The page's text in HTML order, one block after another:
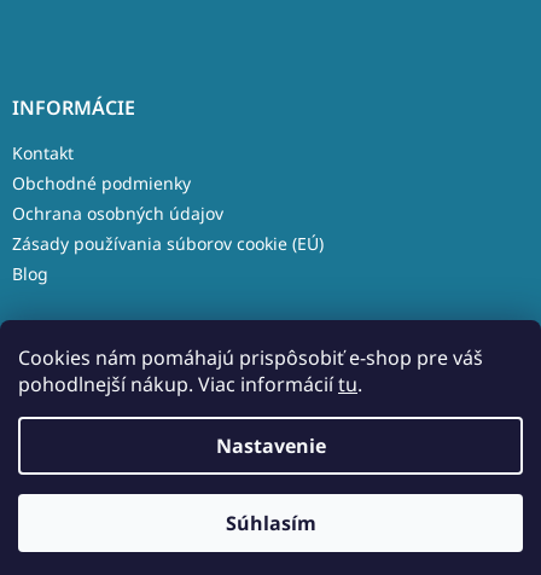
Cookies nám pomáhajú prispôsobiť e-shop pre váš
pohodlnejší nákup. Viac informáciítu.
Nastavenie
Súhlasím
INFORMÁCIE
Kontakt
Obchodné podmienky
Ochrana osobných údajov
Zásady používania súborov cookie (EÚ)
Blog
Copyright 2026Aleso.sk. Všetky práva vyhradené.Upraviť
nastavenie cookies